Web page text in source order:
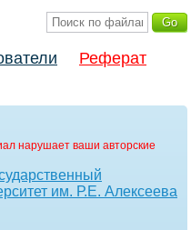
Реферат
нарушает ваши авторские
им. Р.Е. Алексеева